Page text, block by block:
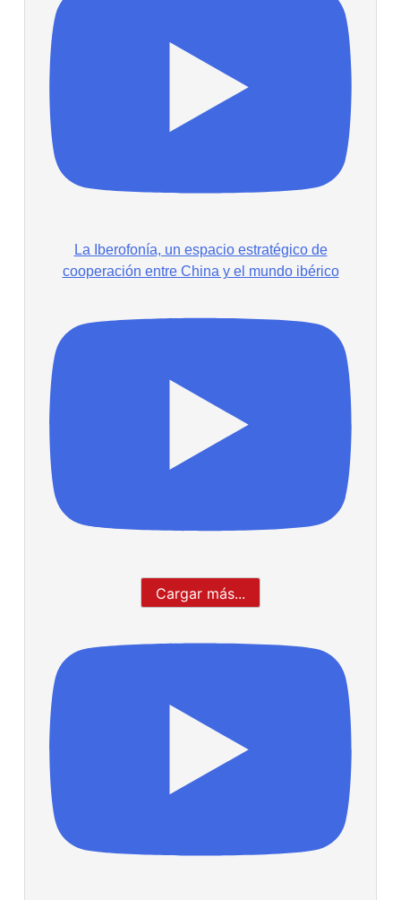
La Iberofonía, un espacio estratégico de
cooperación entre China y el mundo ibérico
Cargar más...